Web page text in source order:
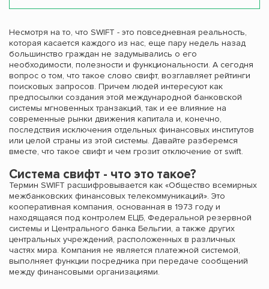
Несмотря на то, что SWIFT - это повседневная реальность,
которая касается каждого из нас, еще пару недель назад
большинство граждан не задумывались о его
необходимости, полезности и функциональности. А сегодня
вопрос о том, что такое слово свифт, возглавляет рейтинги
поисковых запросов. Причем людей интересуют как
предпосылки создания этой международной банковской
системы мгновенных транзакций, так и ее влияние на
современные рынки движения капитала и, конечно,
последствия исключения отдельных финансовых институтов
или целой страны из этой системы. Давайте разберемся
вместе, что такое свифт и чем грозит отключение от swift.
Система свифт - что это такое?
Термин SWIFT расшифровывается как «Общество всемирных
межбанковских финансовых телекоммуникаций». Это
кооперативная компания, основанная в 1973 году и
находящаяся под контролем ЕЦБ, Федеральной резервной
системы и Центрального банка Бельгии, а также других
центральных учреждений, расположенных в различных
частях мира. Компания не является платежной системой,
выполняет функции посредника при передаче сообщений
между финансовыми организациями.